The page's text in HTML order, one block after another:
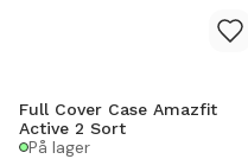
Full Cover Case Amazfit
Active 2 Sort
På lager